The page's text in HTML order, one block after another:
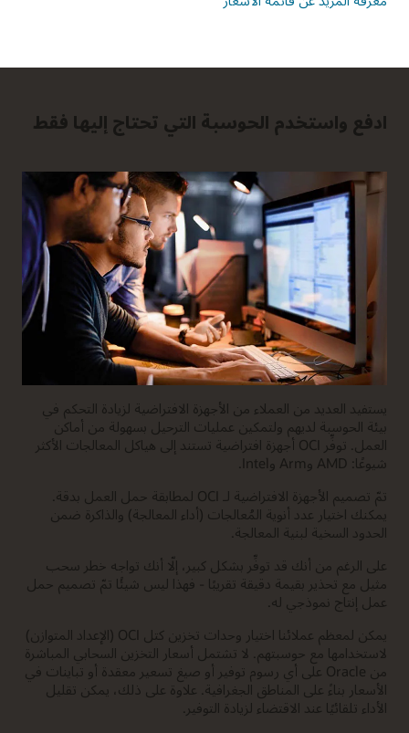
ادفع واستخدم الحوسبة التي تحتاج إليها فقط
يستفيد العديد من العملاء من الأجهزة الافتراضية لزيادة التحكم في
بيئة الحوسبة لديهم ولتمكين عمليات الترحيل بسهولة من أماكن
العمل. توفِّر OCI أجهزة افتراضية تستند إلى هياكل المعالجات الأكثر
شيوعًا: AMD وArm وIntel.
تمّ تصميم الأجهزة الافتراضية لـ OCI لمطابقة حمل العمل بدقة.
يمكنك اختيار عدد أنوية المُعالجات (أداء المعالجة) والذاكرة ضمن
الحدود السخية لبنية المعالجة.
على الرغم من أنك قد توفِّر بشكل كبير، إلّا أنك تواجه خطر سحب
مثيل مع تحذير بقيمة دقيقة تقريبًا - فهذا ليس شيئًا تمّ تصميم حمل
عمل إنتاج نموذجي له.
يمكن لمعظم عملائنا اختيار وحدات تخزين كتل OCI (الإعداد المتوازن)
لاستخدامها مع حوسبتهم. لا تشتمل أسعار التخزين السحابي المباشرة
من Oracle على أي رسوم توفير أو صيغ تسعير معقدة أو تباينات في
الأسعار بناءً على المناطق الجغرافية. علاوة على ذلك، يمكن تقليل
الأداء تلقائيًا عند الاقتضاء لزيادة التوفير.